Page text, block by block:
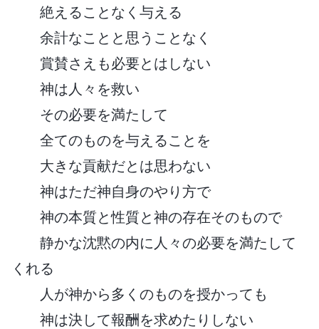
絶えることなく与える
余計なことと思うことなく
賞賛さえも必要とはしない
神は人々を救い
その必要を満たして
全てのものを与えることを
大きな貢献だとは思わない
神はただ神自身のやり方で
神の本質と性質と神の存在そのもので
静かな沈黙の内に人々の必要を満たして
くれる
人が神から多くのものを授かっても
神は決して報酬を求めたりしない